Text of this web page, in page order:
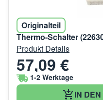
Originalteil
Thermo-Schalter
Produkt Details
57,09 €
1-2 Werktage
IN